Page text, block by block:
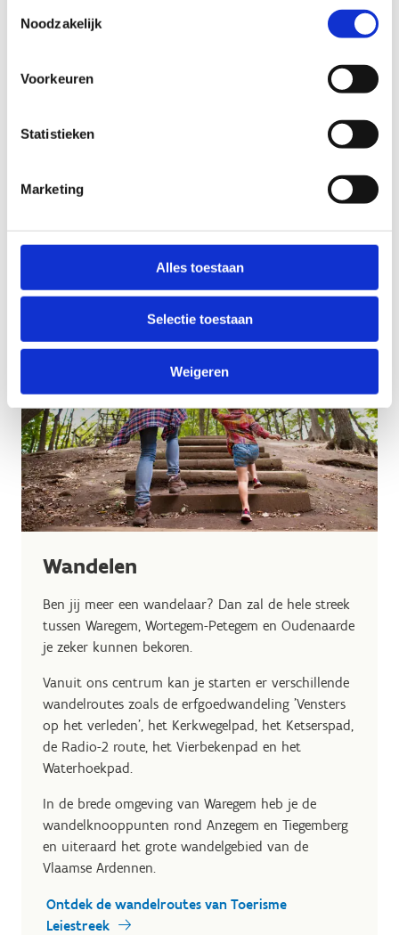
Noodzakelijk
Voorkeuren
Statistieken
Marketing
Alles toestaan
Selectie toestaan
Weigeren
afsluitbare ruimte stallen.
Omwille van brandveiligheid mogen
opgeladen worden in een door ons voorzien
Ontdek de fietstochten van Toerisme Leiestreek
Ontdek het fietsknooppuntennetwerk
Wandelen
Ben jij meer een wandelaar? Dan zal de hele streek
tussen Waregem, Wortegem-Petegem en Oudenaarde
je zeker kunnen bekoren.
Vanuit ons centrum kan je starten er verschillende
wandelroutes zoals de erfgoedwandeling 'Vensters
op het verleden', het Kerkwegelpad, het Ketserspad,
de Radio-2 route, het Vierbekenpad en het
Waterhoekpad.
In de brede omgeving van Waregem heb je de
wandelknooppunten rond Anzegem en Tiegemberg
en uiteraard het grote wandelgebied van de
Vlaamse Ardennen.
Ontdek de wandelroutes van Toerisme
Leiestreek